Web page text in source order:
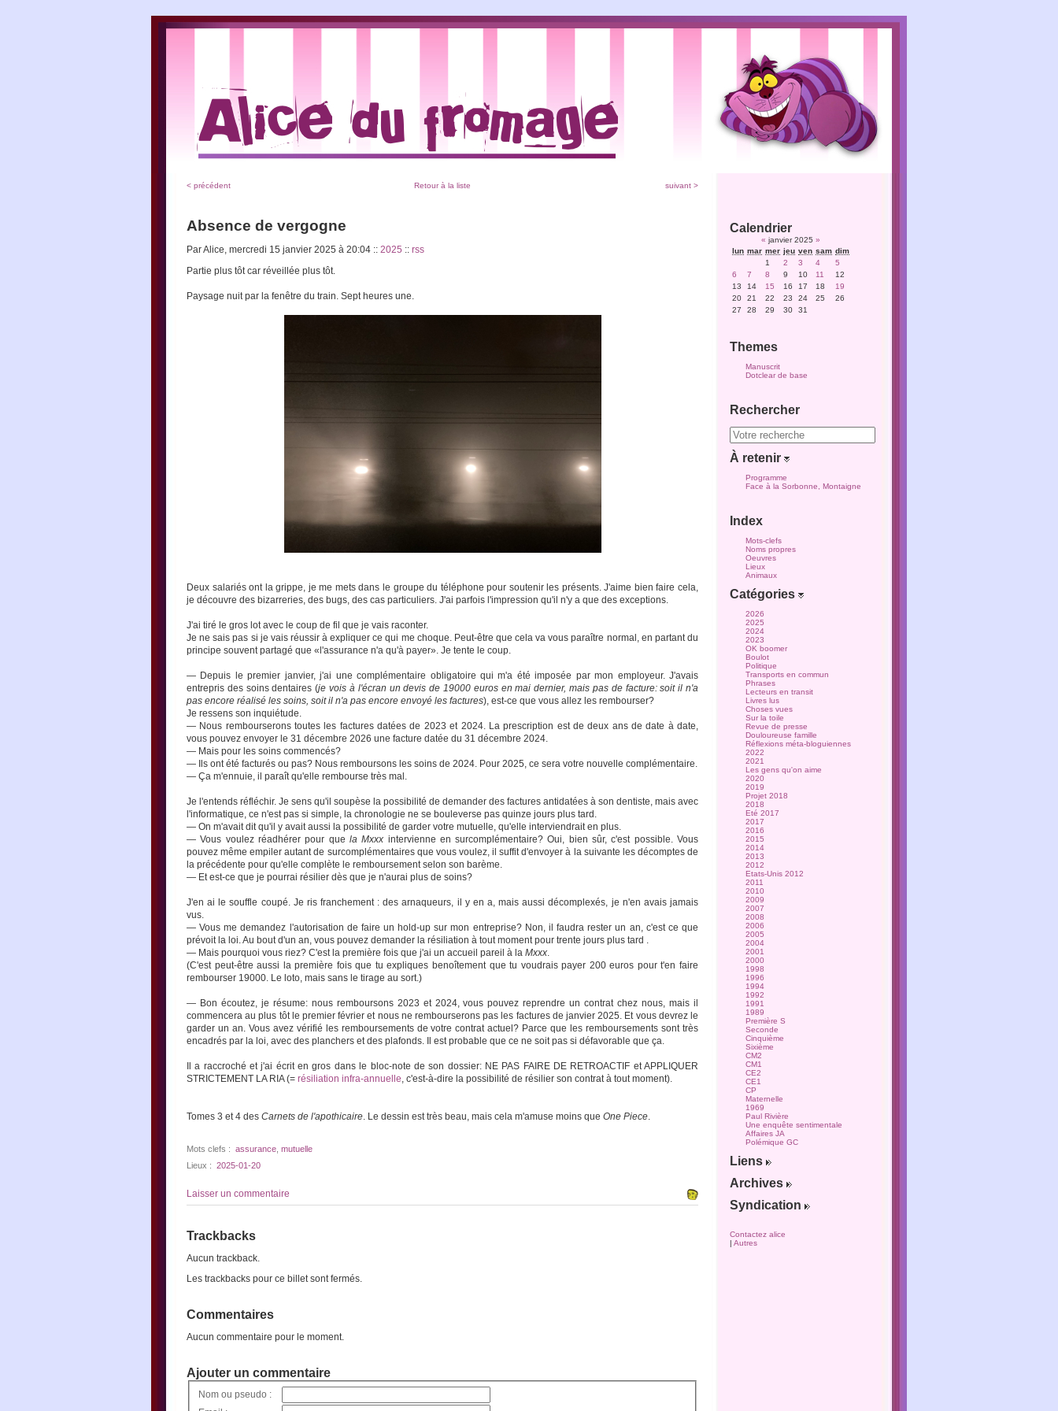
< précédent Retour à la liste suivant >
Absence de vergogne
Par Alice, mercredi 15 janvier 2025 à 20:04 :: 2025 :: rss
Partie plus tôt car réveillée plus tôt.
Paysage nuit par la fenêtre du train. Sept heures une.
Deux salariés ont la grippe, je me mets dans le groupe du téléphone pour soutenir les présents. J'aime bien faire cela,
je découvre des bizarreries, des bugs, des cas particuliers. J'ai parfois l'impression qu'il n'y a que des exceptions.
J'ai tiré le gros lot avec le coup de fil que je vais raconter.
Je ne sais pas si je vais réussir à expliquer ce qui me choque. Peut-être que cela va vous paraître normal, en partant du
principe souvent partagé que «l'assurance n'a qu'à payer». Je tente le coup.
— Depuis le premier janvier, j'ai une complémentaire obligatoire qui m'a été imposée par mon employeur. J'avais
entrepris des soins dentaires (je vois à l'écran un devis de 19000 euros en mai dernier, mais pas de facture: soit il n'a
pas encore réalisé les soins, soit il n'a pas encore envoyé les factures), est-ce que vous allez les rembourser?
Je ressens son inquiétude.
— Nous rembourserons toutes les factures datées de 2023 et 2024. La prescription est de deux ans de date à date,
vous pouvez envoyer le 31 décembre 2026 une facture datée du 31 décembre 2024.
— Mais pour les soins commencés?
— Ils ont été facturés ou pas? Nous remboursons les soins de 2024. Pour 2025, ce sera votre nouvelle complémentaire.
— Ça m'ennuie, il paraît qu'elle rembourse très mal.
Je l'entends réfléchir. Je sens qu'il soupèse la possibilité de demander des factures antidatées à son dentiste, mais avec
l'informatique, ce n'est pas si simple, la chronologie ne se bouleverse pas quinze jours plus tard.
— On m'avait dit qu'il y avait aussi la possibilité de garder votre mutuelle, qu'elle interviendrait en plus.
— Vous voulez réadhérer pour que la Mxxx intervienne en surcomplémentaire? Oui, bien sûr, c'est possible. Vous
pouvez même empiler autant de surcomplémentaires que vous voulez, il suffit d'envoyer à la suivante les décomptes de
la précédente pour qu'elle complète le remboursement selon son barème.
— Et est-ce que je pourrai résilier dès que je n'aurai plus de soins?
J'en ai le souffle coupé. Je ris franchement : des arnaqueurs, il y en a, mais aussi décomplexés, je n'en avais jamais
vus.
— Vous me demandez l'autorisation de faire un hold-up sur mon entreprise? Non, il faudra rester un an, c'est ce que
prévoit la loi. Au bout d'un an, vous pouvez demander la résiliation à tout moment pour trente jours plus tard .
— Mais pourquoi vous riez? C'est la première fois que j'ai un accueil pareil à la Mxxx.
(C'est peut-être aussi la première fois que tu expliques benoîtement que tu voudrais payer 200 euros pour t'en faire
rembourser 19000. Le loto, mais sans le tirage au sort.)
— Bon écoutez, je résume: nous remboursons 2023 et 2024, vous pouvez reprendre un contrat chez nous, mais il
commencera au plus tôt le premier février et nous ne rembourserons pas les factures de janvier 2025. Et vous devrez le
garder un an. Vous avez vérifié les remboursements de votre contrat actuel? Parce que les remboursements sont très
encadrés par la loi, avec des planchers et des plafonds. Il est probable que ce ne soit pas si défavorable que ça.
Il a raccroché et j'ai écrit en gros dans le bloc-note de son dossier: NE PAS FAIRE DE RETROACTIF et APPLIQUER
STRICTEMENT LA RIA (= résiliation infra-annuelle, c'est-à-dire la possibilité de résilier son contrat à tout moment).
Tomes 3 et 4 des Carnets de l'apothicaire. Le dessin est très beau, mais cela m'amuse moins que One Piece.
Mots clefs : assurance mutuelle
Lieux : 2025-01-20
Laisser un commentaire
Trackbacks
Aucun trackback.
Les trackbacks pour ce billet sont fermés.
Commentaires
Aucun commentaire pour le moment.
Ajouter un commentaire
Nom ou pseudo :
Calendrier
« janvier 2025 »
lun mar mer jeu ven sam dim
1
2 3 4
5
6
7 8 9 10 11
12
13
14 15 16 17 18
19
20
21 22 23 24 25
26
27
28 29 30 31
Themes
Manuscrit
Dotclear de base
Rechercher
À retenir
Programme
Face à la Sorbonne, Montaigne
Index
Mots-clefs
Noms propres
Oeuvres
Lieux
Animaux
Catégories
2026
2025
2024
2023
OK boomer
Boulot
Politique
Transports en commun
Phrases
Lecteurs en transit
Livres lus
Choses vues
Sur la toile
Revue de presse
Douloureuse famille
Réflexions méta-bloguiennes
2022
2021
Les gens qu'on aime
2020
2019
Projet 2018
2018
Eté 2017
2017
2016
2015
2014
2013
2012
Etats-Unis 2012
2011
2010
2009
2007
2008
2006
2005
2004
2001
2000
1998
1996
1994
1992
1991
1989
Première S
Seconde
Cinquième
Sixième
CM2
CM1
CE2
CE1
CP
Maternelle
1969
Paul Rivière
Une enquête sentimentale
Affaires JA
Polémique GC
Liens
Archives
Syndication
Contactez alice
| Autres